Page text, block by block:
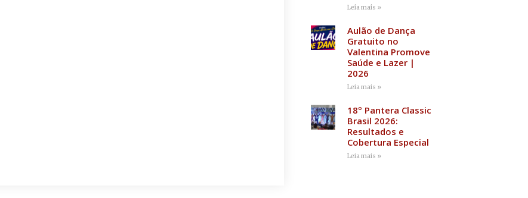
Leia mais »
Aulão de Dança
Gratuito no
Valentina Promove
Saúde e Lazer |
2026
Leia mais »
18º Pantera Classic
Brasil 2026:
Resultados e
Cobertura Especial
Leia mais »